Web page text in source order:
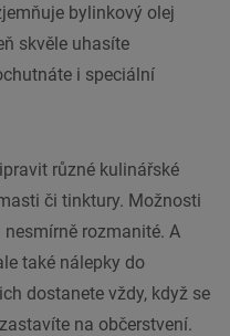
bylinkový olej
skvěle uhasíte
i speciální
různé kulinářské
či tinktury. Možnosti
rozmanité. A
také nálepky do
dostanete vždy, když se
na občerstvení.